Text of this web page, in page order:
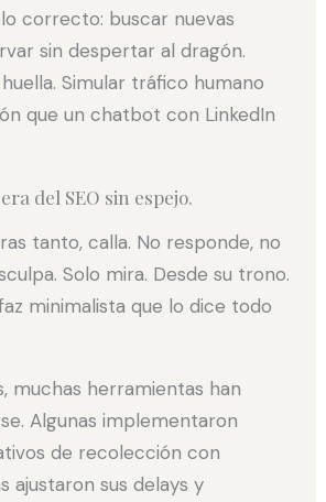
correcto: buscar nuevas
sin despertar al dragón.
Simular tráfico humano
que un chatbot con LinkedIn
del SEO sin espejo.
tanto, calla. No responde, no
Solo mira. Desde su trono.
minimalista que lo dice todo
muchas herramientas han
Algunas implementaron
de recolección con
ajustaron sus delays y